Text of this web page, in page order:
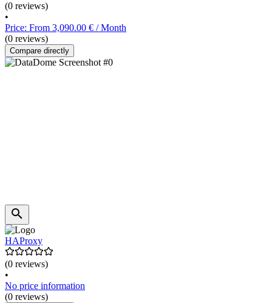
(0 reviews)
•
Price: From 3,090.00 € / Month
(0 reviews)
Compare directly
HAProxy
(0 reviews)
•
No price information
(0 reviews)